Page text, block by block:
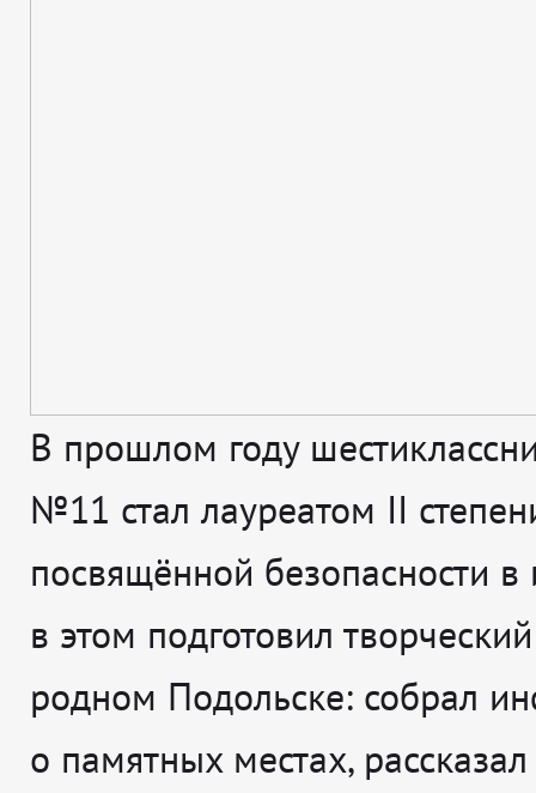
В прошлом году
№11 стал лауреатом II
посвящённой безопасности в
в этом подготовил
родном Подольске: собрал
о памятных местах,